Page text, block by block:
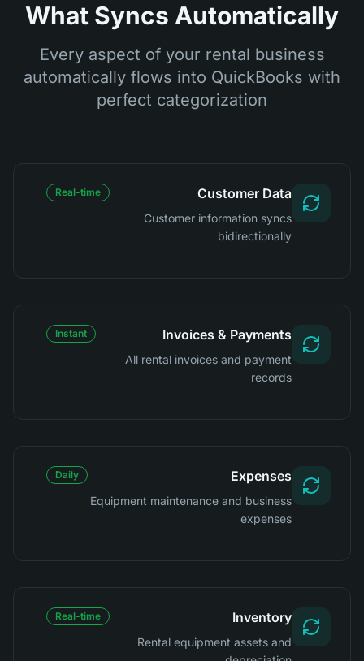
What Syncs Automatically
Every aspect of your rental business
automatically flows into QuickBooks with
perfect categorization
Customer Data
Customer information syncs
bidirectionally
Real-time
Invoices & Payments
All rental invoices and payment
records
Instant
Expenses
Equipment maintenance and business
expenses
Daily
Inventory
Rental equipment assets and
Real-time